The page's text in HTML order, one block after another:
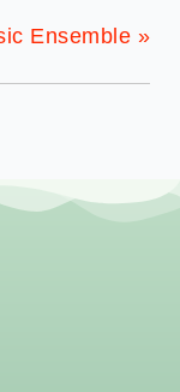
Ensemble »